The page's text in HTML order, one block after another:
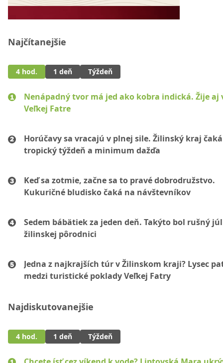
Najčítanejšie
4 hod. 1 deň Týždeň
Nenápadný tvor má jed ako kobra indická. Žije aj
Veľkej Fatre
Horúčavy sa vracajú v plnej sile. Žilinský kraj čaká
tropický týždeň a minimum dažďa
Keď sa zotmie, začne sa to pravé dobrodružstvo.
Kukuričné bludisko čaká na návštevníkov
Sedem bábätiek za jeden deň. Takýto bol rušný
žilinskej pôrodnici
Jedna z najkrajších túr v Žilinskom kraji? Lysec
medzi turistické poklady Veľkej Fatry
Najdiskutovanejšie
4 hod. 1 deň Týždeň